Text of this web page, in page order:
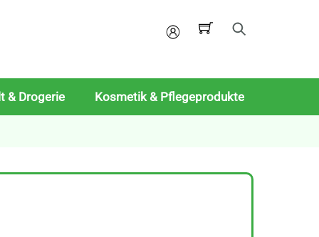
Mein
& Drogerie Kosmetik & Pflegeprodukte